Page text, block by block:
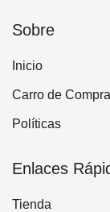
Sobre
Inicio
Carro de
Políticas
Enlaces
Tienda